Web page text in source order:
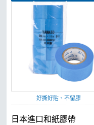
好撕好貼、不留膠
日本進口和紙膠帶